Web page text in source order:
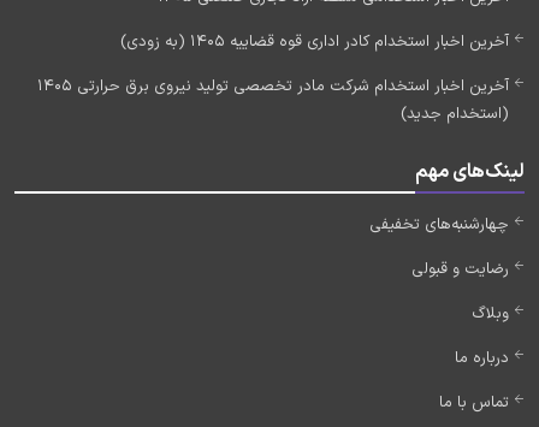
آخرین اخبار استخدام کادر اداری قوه قضاییه 1405 (به زودی)
آخرین اخبار استخدام شرکت مادر تخصصی تولید نیروی برق حرارتی 1405
(استخدام جدید)
لینک‌های مهم
چهارشنبه‌های تخفیفی
رضایت و قبولی
وبلاگ
درباره ما
تماس با ما